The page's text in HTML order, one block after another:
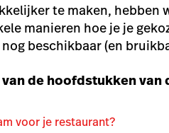
te maken, hebben
manieren hoe je je
beschikbaar (en
de hoofdstukken van
voor je restaurant?